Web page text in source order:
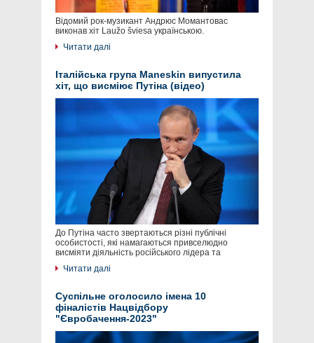
Відомий рок-музикант Андрюс Момантовас
виконав хіт Laužo šviesa українською.
Читати далі
Італійська група Maneskin випустила
хіт, що висміює Путіна (відео)
До Путіна часто звертаються різні публічні
особистості, які намагаються привселюдно
висміяти діяльність російського лідера та
Читати далі
Суспільне оголосило імена 10
фіналістів Нацвідбору
"Євробачення-2023"